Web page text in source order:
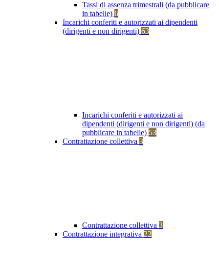
Tassi di assenza trimestrali (da pubblicare
in tabelle) 6
Incarichi conferiti e autorizzati ai dipendenti
(dirigenti e non dirigenti) 63
Incarichi conferiti e autorizzati ai
dipendenti (dirigenti e non dirigenti) (da
pubblicare in tabelle) 53
Contrattazione collettiva 3
Contrattazione collettiva 3
Contrattazione integrativa 22